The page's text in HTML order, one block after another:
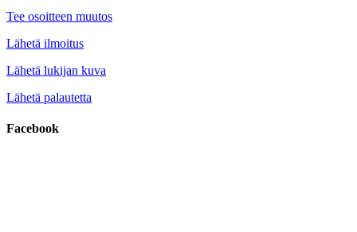
Tee osoitteen muutos
Lähetä ilmoitus
Lähetä lukijan kuva
Lähetä palautetta
Facebook